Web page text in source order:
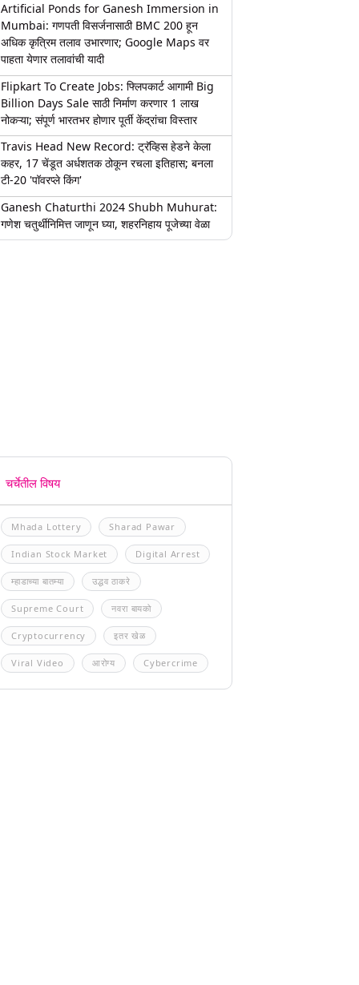
Artificial Ponds for Ganesh Immersion in
Mumbai: गणपती विसर्जनासाठी BMC 200 हून
अधिक कृत्रिम तलाव उभारणार; Google Maps वर
पाहता येणार तलावांची यादी
Flipkart To Create Jobs: फ्लिपकार्ट आगामी Big
Billion Days Sale साठी निर्माण करणार 1 लाख
नोकऱ्या; संपूर्ण भारतभर होणार पूर्ती केंद्रांचा विस्तार
Travis Head New Record: ट्रॅव्हिस हेडने केला
कहर, 17 चेंडूत अर्धशतक ठोकून रचला इतिहास; बनला
टी-20 'पॉवरप्ले किंग'
Ganesh Chaturthi 2024 Shubh Muhurat:
गणेश चतुर्थीनिमित्त जाणून घ्या, शहरनिहाय पूजेच्या वेळा
चर्चेतील विषय
Mhada Lottery Sharad Pawar
Indian Stock Market Digital Arrest
म्हाडाच्या बातम्या उद्धव ठाकरे
Supreme Court नवरा बायको
Cryptocurrency इतर खेळ
Viral Video आरोग्य Cybercrime